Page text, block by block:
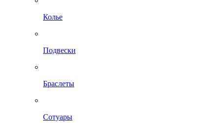
Колье
Подвески
Браслеты
Сотуары